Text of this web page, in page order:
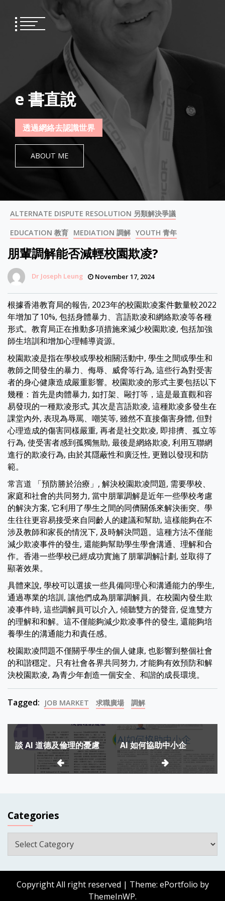
content
e 書直說
透過網絡去認識世界
ABOUT ME
ALTERNATE DISPUTE RESOLUTION 另類解決爭議
EDUCATION 教育 MEDIATION 調解 YOUTH 青年
朋輩調解能否減輕校園欺凌?
Dr Joseph Leung November 17, 2024
根據香港教育局的報告, 2023年的校園欺凌案件數量較2022
年增加了10%, 包括身體暴力、言語欺凌和網絡欺凌等各種
形式。教育局正在推動多項措施來減少校園欺凌, 包括加強
師生培訓和增加心理輔導資源。
校園欺凌是指在學校或學校相關活動中, 學生之間或學生和
教師之間發生的暴力、侮辱、威脅等行為, 這些行為對受害
者的身心健康造成嚴重影響。校園欺凌的形式主要包括以下
幾種：首先是肉體暴力, 如打架、毆打等，這是最直觀和容
易發現的一種欺凌形式, 其次是言語欺凌, 這種欺凌多發生在
課堂內外, 表現為辱罵、嘲笑等, 雖然不直接傷害身體, 但對
心理造成的傷害同樣嚴重, 再者是社交欺凌, 即排擠、孤立等
行為, 使受害者感到孤獨無助, 最後是網絡欺凌, 利用互聯網
進行的欺凌行為, 由於其隱蔽性和廣泛性, 更難以發現和防
範。
常言道 「預防勝於治療」, 解決校園欺凌問題, 需要學校、
家庭和社會的共同努力, 當中朋輩調解是近年一些學校考慮
的解決方案, 它利用了學生之間的同儕關係來解決衝突。學
生往往更容易接受來自同齡人的建議和幫助, 這樣能夠在不
涉及教師和家長的情況下, 及時解決問題。這種方法不僅能
減少欺凌事件的發生, 還能夠幫助學生學會溝通、理解和合
作。香港一些學校已經成功實施了朋輩調解計劃, 並取得了
顯著效果。
具體來說, 學校可以選拔一些具備同理心和溝通能力的學生,
通過專業的培訓, 讓他們成為朋輩調解員。在校園內發生欺
凌事件時, 這些調解員可以介入, 傾聽雙方的聲音, 促進雙方
的理解和和解。這不僅能夠減少欺凌事件的發生, 還能夠培
養學生的溝通能力和責任感。
校園欺凌問題不僅關乎學生的個人健康, 也影響到整個社會
的和諧穩定。只有社會各界共同努力, 才能夠有效預防和解
決校園欺凌, 為青少年創造一個安全、和諧的成長環境。
Tagged: JOB MARKET 求職廣場 調解
Post
navigation
談 AI 道德及倫理的憂慮 AI 如何協助中小企
Categories
Categories
Copyright All right reserved | Theme: ePortfolio by
ThemeInWP.